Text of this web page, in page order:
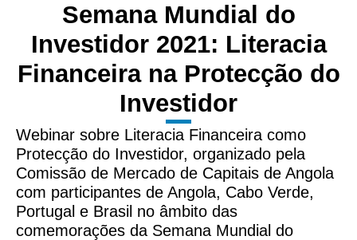
Semana Mundial do
Investidor 2021: Literacia
Financeira na Protecção do
Investidor
Webinar sobre Literacia Financeira como
Protecção do Investidor, organizado pela
Comissão de Mercado de Capitais de Angola
com participantes de Angola, Cabo Verde,
Portugal e Brasil no âmbito das
comemorações da Semana Mundial do